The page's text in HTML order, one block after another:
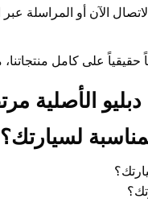
الآن أو المراسلة
حقيقياً على كامل
الأصلية
لسيارتك؟